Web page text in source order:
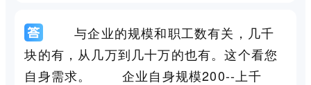
与企业的规模和职工数有关，几千
块的有，从几万到几十万的也有。这个看您
自身需求。 企业自身规模200--上千